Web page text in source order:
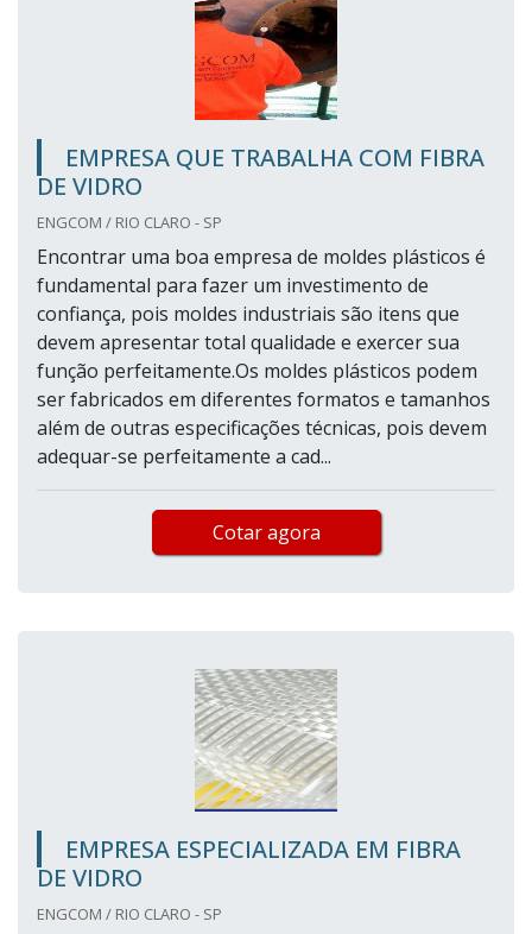
EMPRESA QUE TRABALHA COM FIBRA
DE VIDRO
ENGCOM / RIO CLARO - SP
Encontrar uma boa empresa de moldes plásticos é
fundamental para fazer um investimento de
confiança, pois moldes industriais são itens que
devem apresentar total qualidade e exercer sua
função perfeitamente.Os moldes plásticos podem
ser fabricados em diferentes formatos e tamanhos
além de outras especificações técnicas, pois devem
adequar-se perfeitamente a cad...
Cotar agora
EMPRESA ESPECIALIZADA EM FIBRA
DE VIDRO
ENGCOM / RIO CLARO - SP